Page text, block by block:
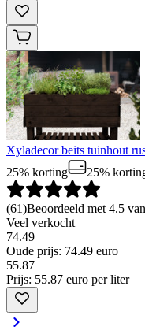
Xyladecor beits tuinhout
25% korting
25%
(61)Beoordeeld met 4.5
Veel verkocht
74.49
Oude prijs: 74.49 euro
55.87
Prijs: 55.87 euro per liter